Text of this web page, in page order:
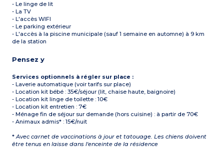
- Le linge de lit
- La TV
- L'accès WIFI
- Le parking extérieur
- L'accès à la piscine municipale (sauf 1 semaine en automne) à 9 km
de la station
Pensez y
Services optionnels à régler sur place :
- Laverie automatique (voir tarifs sur place)
- Location kit bébé : 35€/séjour (lit, chaise haute, baignoire)
- Location kit linge de toilette : 10€
- Location kit entretien : 7€
- Ménage fin de séjour sur demande (hors cuisine) : à partir de 70€
- Animaux admis* : 15€/nuit
*Avec carnet de vaccinations à jour et tatouage. Les chiens doivent
être tenus en laisse dans l'enceinte de la résidence